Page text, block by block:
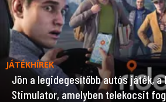
JÁTÉKHÍREK
Jön a legidegesítőbb autós játék, a
Stimulator, amelyben telekocsit